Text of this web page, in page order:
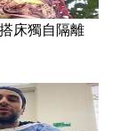
床獨自隔離